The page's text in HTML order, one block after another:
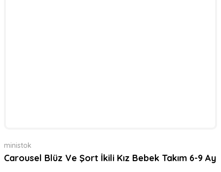
ministok
Carousel Blüz Ve Şort İkili Kız Bebek Takım 6-9 Ay